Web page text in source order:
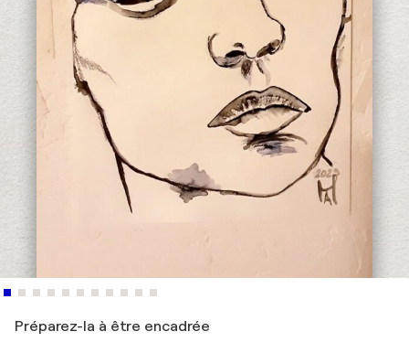
Préparez-la à être encadrée